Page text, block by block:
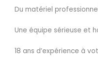
Du matériel
Une équipe sérieuse et
18 ans d’expérience à